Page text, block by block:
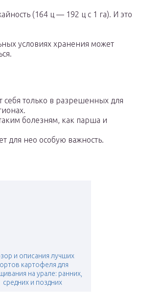
(164 ц — 192 ц с 1 га). И это
условиях хранения может
себя только в разрешенных для
болезням, как парша и
для нео особую важность.
и описания лучших
картофеля для
на урале: ранних,
средних и поздних